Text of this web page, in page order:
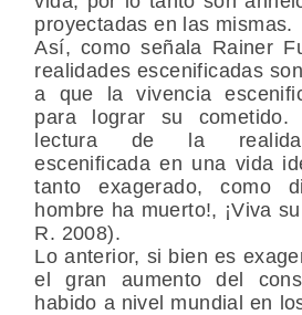
proyectadas en las mismas.
Así, como señala Rainer
realidades escenificadas
a que la vivencia
para lograr su cometido.
lectura de la
escenificada en una vida
tanto exagerado, como
hombre ha muerto!, ¡Viva
R. 2008).
Lo anterior, si bien es
el gran aumento del
habido a nivel mundial en